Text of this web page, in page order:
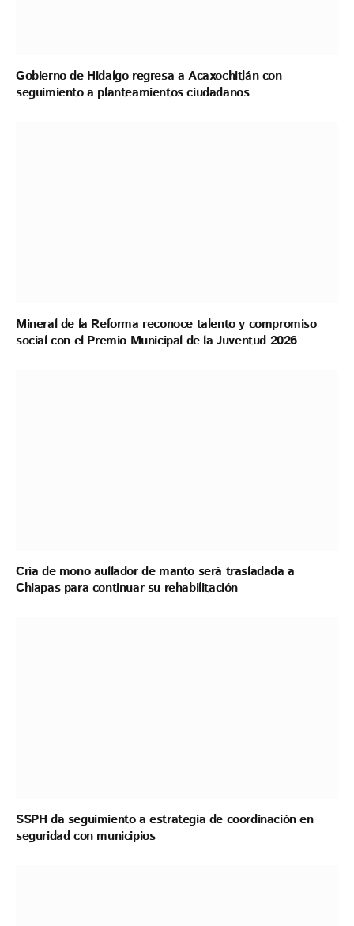
Gobierno de Hidalgo regresa a Acaxochitlán con
seguimiento a planteamientos ciudadanos
Mineral de la Reforma reconoce talento y compromiso
social con el Premio Municipal de la Juventud 2026
Cría de mono aullador de manto será trasladada a
Chiapas para continuar su rehabilitación
SSPH da seguimiento a estrategia de coordinación en
seguridad con municipios